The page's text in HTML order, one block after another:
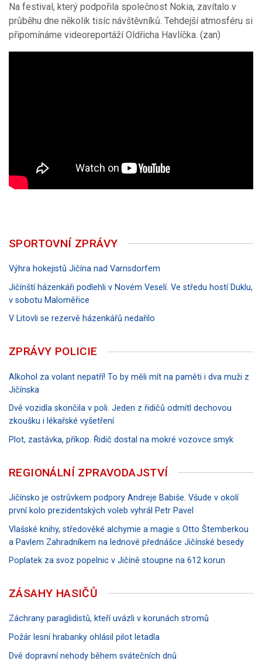
Na festival, který podpořila společnost Nokia, zavítalo v
průběhu dne několik tisíc návštěvníků. Tehdejší atmosféru si
připomínáme videoreportáží Oldřicha Havlíčka. (zan)
SPORTOVNÍ ZPRÁVY
Výhra hokejistů Jičína nad Varnsdorfem
Jičínští házenkáři podlehli v Novém Veselí. Ve středu hostí Duklu,
v sobotu Maloměřice
V Litovli se rezervě házenkářů nedařilo
ZPRÁVY POLICIE
Alkohol za volant nepatří! To by měli mít na paměti i dva muži z
Jičínska
Dvě vozidla skončila v poli. Jeden z řidičů odmítl dechovou
zkoušku i lékařské vyšetření
Plot, zastávka, příkop. Řidič dostal na mokré vozovce smyk
REGIONÁLNÍ ZPRAVODAJSTVÍ
Jičínsko je ostrůvkem podpory Andreje Babiše. Všude v okolí
první kolo prezidentských voleb vyhrál Petr Pavel
Vlašské knihy, středověké alchymie a magie s Otto Štemberkou
a Pavlem Zahradníkem na lednové přednášce Jičínské besedy
Poplatek za svoz popelnic v Jičíně stoupne na 612 korun
ZÁSAHY HASIČŮ
Záchrany paraglidistů, kteří uvázli v korunách stromů
Požár lesní hrabanky ohlásil pilot letadla
Dvě dopravní nehody během svátečních dnů